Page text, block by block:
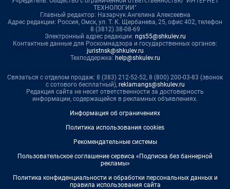
ТЕХНОЛОГИИ"
Главный редактор: Назарчук Ангелина Алексеевна
Адрес редакции: Россия, Омск, ул. Т. К. Щербанева, 25, офис 402, телефон
8 (3812) 38-08-69
Электронный адрес редакции: ngs55@shkulev.ru
Контактные данные для Роскомнадзора и государственных органов:
juristnsk@shkulev.ru
Техподдержка: help@shkulev.ru
Связаться с отделом продаж: 8 (383) 212-52-52, 8 (800) 200-03-83 (звонок
с сотового бесплатный), reklamangs@shkulev.ru
Редакция сайта не несет ответственности за достоверность
информации, содержащейся в рекламных объявлениях.
Информация об ограничениях
Политика использования cookies
Рекомендательные системы
Пользовательское соглашение сервиса «Подписка без баннерной
рекламы»
Политика конфиденциальности и обработки персональных данных и
правила использования сайта